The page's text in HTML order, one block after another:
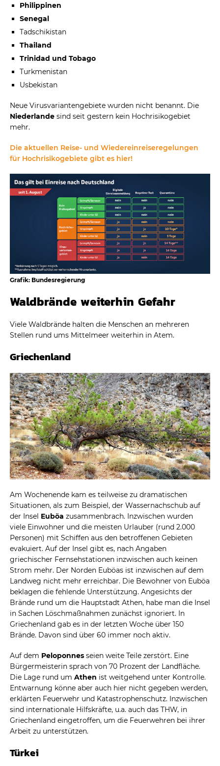
Philippinen
Senegal
Tadschikistan
Thailand
Trinidad und Tobago
Turkmenistan
Usbekistan
Neue Virusvariantengebiete wurden nicht benannt. Die
Niederlande sind seit gestern kein Hochrisikogebiet
mehr.
Die aktuellen Reise- und Wiedereinreiseregelungen
für Hochrisikogebiete gibt es hier!
Grafik: Bundesregierung
Waldbrände weiterhin Gefahr
Viele Waldbrände halten die Menschen an mehreren
Stellen rund ums Mittelmeer weiterhin in Atem.
Griechenland
Am Wochenende kam es teilweise zu dramatischen
Situationen, als zum Beispiel, der Wassernachschub auf
der Insel Euböa zusammenbrach. Inzwischen wurden
viele Einwohner und die meisten Urlauber (rund 2.000
Personen) mit Schiffen aus den betroffenen Gebieten
evakuiert. Auf der Insel gibt es, nach Angaben
griechischer Fernsehstationen inzwischen auch keinen
Strom mehr. Der Norden Euböas ist inzwischen auf dem
Landweg nicht mehr erreichbar. Die Bewohner von Euböa
beklagen die fehlende Unterstützung. Angesichts der
Brände rund um die Hauptstadt Athen, habe man die Insel
in Sachen Löschmaßnahmen zunächst ignoriert. In
Griechenland gab es in der letzten Woche über 150
Brände. Davon sind über 60 immer noch aktiv.
Auf dem Peloponnes seien weite Teile zerstört. Eine
Bürgermeisterin sprach von 70 Prozent der Landfläche.
Die Lage rund um Athen ist weitgehend unter Kontrolle.
Entwarnung könne aber auch hier nicht gegeben werden,
erklärten Feuerwehr und Katastrophenschutz. Inzwischen
sind internationale Hilfskräfte, u.a. auch das THW, in
Griechenland eingetroffen, um die Feuerwehren bei ihrer
Arbeit zu unterstützen.
Türkei